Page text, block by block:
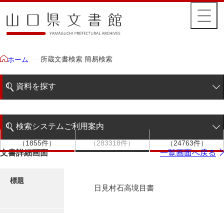
ホーム 所蔵文書検索 簡易検索
資料を探す
階層検索
検索システムご利用案内
検索システムの利用について
（1855件）
（283318件）
（24763件）
文書詳細画面 一覧画面へ戻る
標題
日見村石高境目書